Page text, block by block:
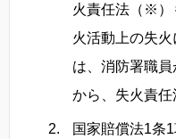
火責任法（※）
火活動上の失
は、消防署職
から、失火責任
国家賠償法1条